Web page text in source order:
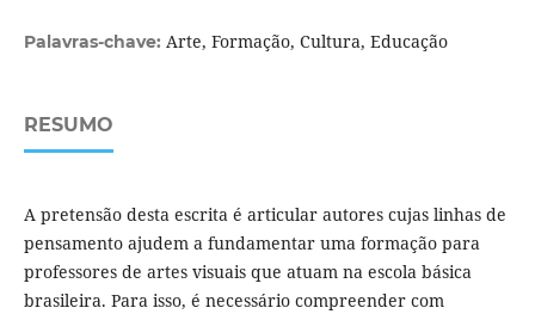
Palavras-chave: Arte, Formação, Cultura, Educação
RESUMO
A pretensão desta escrita é articular autores cujas linhas de
pensamento ajudem a fundamentar uma formação para
professores de artes visuais que atuam na escola básica
brasileira. Para isso, é necessário compreender com